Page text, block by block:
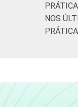
REGIÃO
E
PORTE
NOS
PRÁTICA